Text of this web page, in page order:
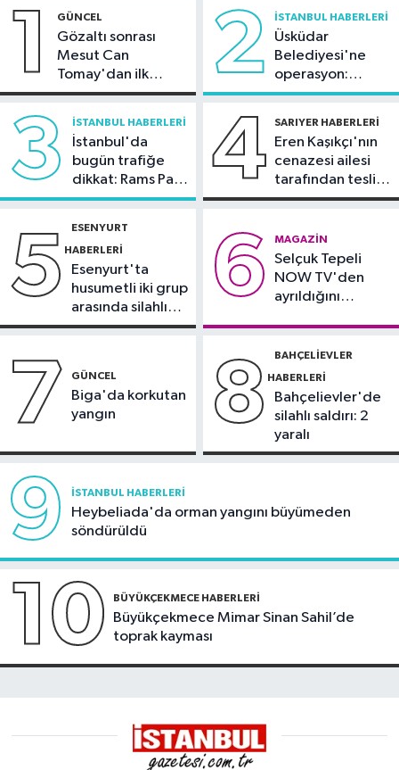
sonuçlanan kaza: Sürücü gözaltında
13:26
uzmanlardan kritik uyarılar
buluşacak
1 GÜNCEL
Gözaltı sonrası
Mesut Can
Tomay'dan ilk
açıklama
2 İSTANBUL HABERLERI
Üsküdar
Belediyesi'ne
operasyon:
Sinem Dedetaş'a
3 İSTANBUL HABERLERI
İstanbul'da
bugün trafiğe
dikkat: Rams Park
çevresinde bazı
4 SARIYER HABERLERI
Eren Kaşıkçı'nın
cenazesi ailesi
tarafından teslim
alındı
5 ESENYURT
HABERLERI
Esenyurt'ta
husumetli iki grup
arasında silahlı
kavga
6 MAGAZIN
Selçuk Tepeli
NOW TV'den
ayrıldığını
7 GÜNCEL
Biga'da korkutan
yangın
8 BAHÇELIEVLER
HABERLERI
Bahçelievler'de
silahlı saldırı: 2
yaralı
9 İSTANBUL HABERLERI
Heybeliada'da orman yangını büyümeden
söndürüldü
10 BÜYÜKÇEKMECE HABERLERI
Büyükçekmece Mimar Sinan Sahil’de
toprak kayması